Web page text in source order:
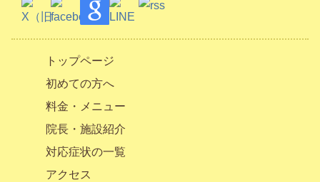
トップページ
初めての方へ
料金・メニュー
院長・施設紹介
対応症状の一覧
アクセス